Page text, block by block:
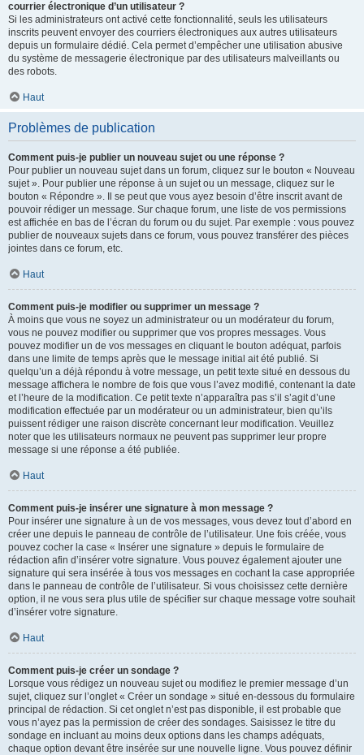
courrier électronique d’un utilisateur ?
Si les administrateurs ont activé cette fonctionnalité, seuls les utilisateurs
inscrits peuvent envoyer des courriers électroniques aux autres utilisateurs
depuis un formulaire dédié. Cela permet d’empêcher une utilisation abusive
du système de messagerie électronique par des utilisateurs malveillants ou
des robots.
Haut
Problèmes de publication
Comment puis-je publier un nouveau sujet ou une réponse ?
Pour publier un nouveau sujet dans un forum, cliquez sur le bouton « Nouveau
sujet ». Pour publier une réponse à un sujet ou un message, cliquez sur le
bouton « Répondre ». Il se peut que vous ayez besoin d’être inscrit avant de
pouvoir rédiger un message. Sur chaque forum, une liste de vos permissions
est affichée en bas de l’écran du forum ou du sujet. Par exemple : vous pouvez
publier de nouveaux sujets dans ce forum, vous pouvez transférer des pièces
jointes dans ce forum, etc.
Haut
Comment puis-je modifier ou supprimer un message ?
À moins que vous ne soyez un administrateur ou un modérateur du forum,
vous ne pouvez modifier ou supprimer que vos propres messages. Vous
pouvez modifier un de vos messages en cliquant le bouton adéquat, parfois
dans une limite de temps après que le message initial ait été publié. Si
quelqu’un a déjà répondu à votre message, un petit texte situé en dessous du
message affichera le nombre de fois que vous l’avez modifié, contenant la date
et l’heure de la modification. Ce petit texte n’apparaîtra pas s’il s’agit d’une
modification effectuée par un modérateur ou un administrateur, bien qu’ils
puissent rédiger une raison discrète concernant leur modification. Veuillez
noter que les utilisateurs normaux ne peuvent pas supprimer leur propre
message si une réponse a été publiée.
Haut
Comment puis-je insérer une signature à mon message ?
Pour insérer une signature à un de vos messages, vous devez tout d’abord en
créer une depuis le panneau de contrôle de l’utilisateur. Une fois créée, vous
pouvez cocher la case « Insérer une signature » depuis le formulaire de
rédaction afin d’insérer votre signature. Vous pouvez également ajouter une
signature qui sera insérée à tous vos messages en cochant la case appropriée
dans le panneau de contrôle de l’utilisateur. Si vous choisissez cette dernière
option, il ne vous sera plus utile de spécifier sur chaque message votre souhait
d’insérer votre signature.
Haut
Comment puis-je créer un sondage ?
Lorsque vous rédigez un nouveau sujet ou modifiez le premier message d’un
sujet, cliquez sur l’onglet « Créer un sondage » situé en-dessous du formulaire
principal de rédaction. Si cet onglet n’est pas disponible, il est probable que
vous n’ayez pas la permission de créer des sondages. Saisissez le titre du
sondage en incluant au moins deux options dans les champs adéquats,
chaque option devant être insérée sur une nouvelle ligne. Vous pouvez définir